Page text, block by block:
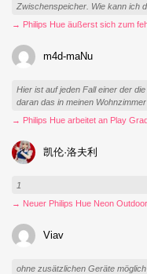
Zwischenspeicher. Wie kann ich
→ Philips Hue äußerst sich zum
m4d-maNu
Hier ist auf jeden Fall einer der
daran das in meinen
→ Philips Hue arbeitet an Play
凯伦·洛夫利
1
→ Neuer Philips Hue Neon
Viav
ohne zusätzlichen Geräte